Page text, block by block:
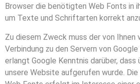
Browser die benötigten Web Fonts in
um Texte und Schriftarten korrekt
Zu diesem Zweck muss der von
Verbindung zu den Servern von
erlangt Google Kenntnis darüber, dass
unsere Website aufgerufen wurde.